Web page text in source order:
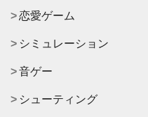
恋愛ゲーム
シミュレーション
音ゲー
シューティング